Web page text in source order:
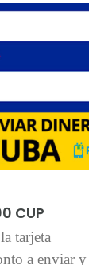
CUP
tarjeta
a enviar y